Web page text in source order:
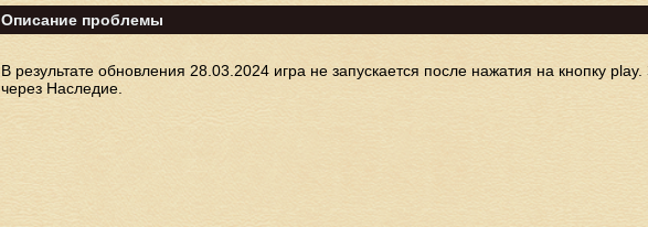
Описание проблемы
В результате обновления 28.03.2024 игра не запускается после нажатия на кнопку
через Наследие.